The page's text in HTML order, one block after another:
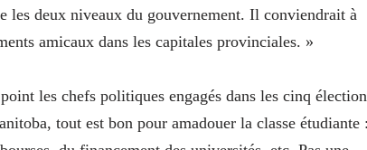
les deux niveaux du gouvernement. Il conviendrait à
amicaux dans les capitales provinciales. »
les chefs politiques engagés dans les cinq
tout est bon pour amadouer la classe étudiante